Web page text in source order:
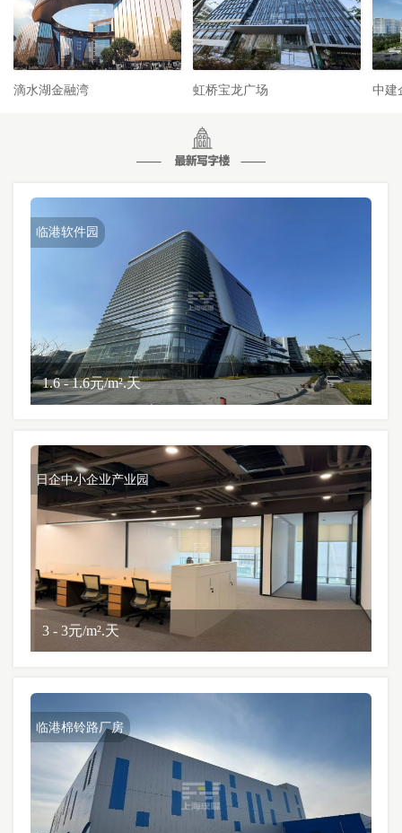
滴水湖金融湾 虹桥宝龙广场 中建
临港软件园
1.6 - 1.6元/m².天
日企中小企业产业园
3 - 3元/m².天
临港棉铃路厂房